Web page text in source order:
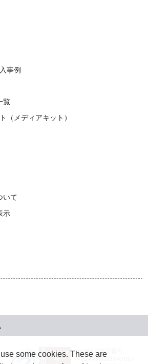
事例
覧
（メディアキット）
いて
示
JASRAC許諾番号：
9024936001Y45037
some cookies. These are